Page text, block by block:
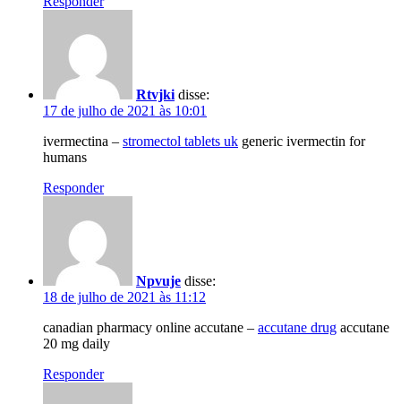
Rtvjki disse:
17 de julho de 2021 às 10:01
ivermectina – stromectol tablets uk generic ivermectin for
humans
Responder
Npvuje disse:
18 de julho de 2021 às 11:12
canadian pharmacy online accutane – accutane drug accutane
20 mg daily
Responder